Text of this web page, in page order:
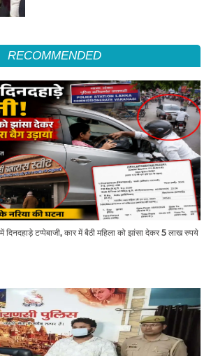
RECOMMENDED
टप्पेबाजी, कार में बैठी महिला को झांसा देकर 5 लाख रुपये